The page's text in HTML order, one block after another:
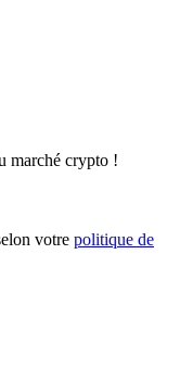
marché crypto !
votre politique de